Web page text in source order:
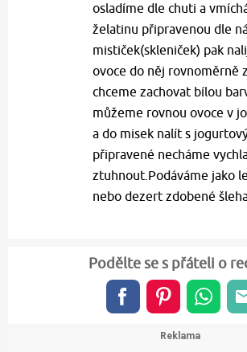
osladíme dle chuti a
želatinu připravenou dle
mističek(skleniček) pak
ovoce do něj rovnoměrně
chceme zachovat bílou
můžeme rovnou ovoce v
a do misek nalít s
připravené necháme
ztuhnout.Podáváme jako
nebo dezert zdobené
Podělte se s přáteli o